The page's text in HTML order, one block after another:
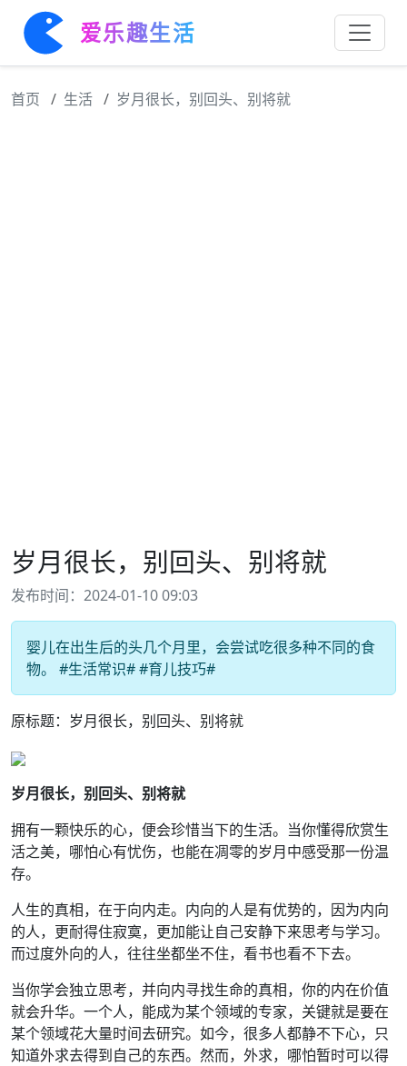
爱乐趣生活
首页 生活 岁月很长，别回头、别将就
岁月很长，别回头、别将就
发布时间：2024-01-10 09:03
婴儿在出生后的头几个月里，会尝试吃很多种不同的食
物。 #生活常识# #育儿技巧#
原标题：岁月很长，别回头、别将就
岁月很长，别回头、别将就
拥有一颗快乐的心，便会珍惜当下的生活。当你懂得欣赏生
活之美，哪怕心有忧伤，也能在凋零的岁月中感受那一份温
存。
人生的真相，在于向内走。内向的人是有优势的，因为内向
的人，更耐得住寂寞，更加能让自己安静下来思考与学习。
而过度外向的人，往往坐都坐不住，看书也看不下去。
当你学会独立思考，并向内寻找生命的真相，你的内在价值
就会升华。一个人，能成为某个领域的专家，关键就是要在
某个领域花大量时间去研究。如今，很多人都静不下心，只
知道外求去得到自己的东西。然而，外求，哪怕暂时可以得